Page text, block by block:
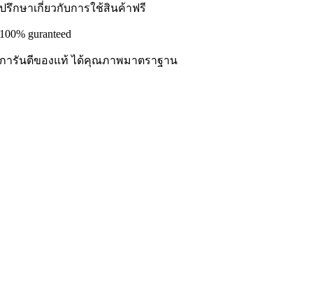
ปรึกษาเกี่ยวกับการใช้สินค้าฟรี
100% guranteed
การันตีของแท้ ได้คุณภาพมาตราฐาน